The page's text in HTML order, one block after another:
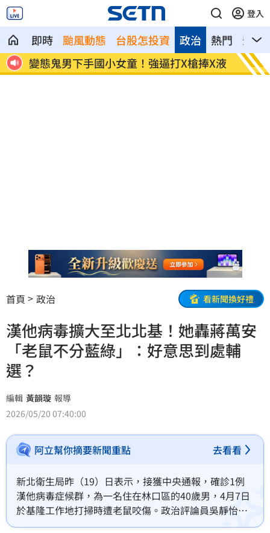
登入
即時 颱風動態 台股怎投資 熱門 影音
政治
畢
變態鬼男下手國小女童！強逼打X槍捧X液
白海
鍵
首頁 政治 看新聞換好禮
漢他病毒擴大至北北基！她轟蔣萬安
「老鼠不分藍綠」：好意思到處輔
選？
編輯 黃韻璇 報導
2026/05/20 07:40:00
阿立幫你摘要新聞重點 去看看
新北衛生局昨（19）日表示，接獲中央通報，確診1例
漢他病毒症候群，為一名住在林口區的40歲男，4月7日
於基隆工作地打掃時遭老鼠咬傷。政治評論員吳靜怡就
怒轟，「蔣萬安處理鼠患怠慢失職，漢他病毒延燒擴大